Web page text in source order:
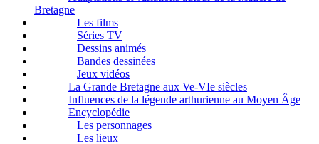
Bretagne
Les films
Séries TV
Dessins animés
Bandes dessinées
Jeux vidéos
La Grande Bretagne aux Ve-VIe siècles
Influences de la légende arthurienne au Moyen Âge
Encyclopédie
Les personnages
Les lieux